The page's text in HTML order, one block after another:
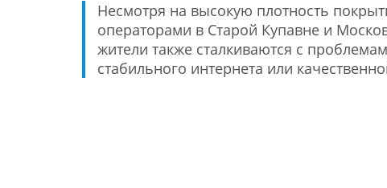
Несмотря на высокую плотность
операторами в Старой Купавне и
жители также сталкиваются с
стабильного интернета или